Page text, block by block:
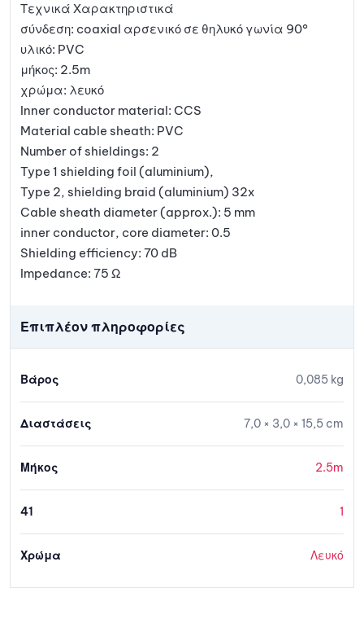
Τεχνικά Χαρακτηριστικά
σύνδεση: coaxial αρσενικό σε θηλυκό γωνία 90°
υλικό: PVC
μήκος: 2.5m
χρώμα: λευκό
Inner conductor material: CCS
Material cable sheath: PVC
Number of shieldings: 2
Type 1 shielding foil (aluminium),
Type 2, shielding braid (aluminium) 32x
Cable sheath diameter (approx.): 5 mm
inner conductor, core diameter: 0.5
Shielding efficiency: 70 dB
Impedance: 75 Ω
Επιπλέον πληροφορίες
Βάρος 0,085 kg
Διαστάσεις 7,0 × 3,0 × 15,5 cm
Μήκος 2.5m
41 1
Χρώμα Λευκό